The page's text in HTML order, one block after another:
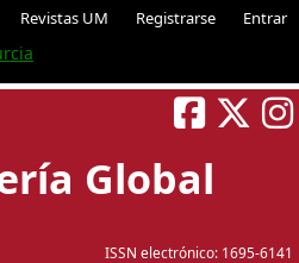
Revistas UM Registrarse Entrar
ISSN electrónico: 1695-6141
Global